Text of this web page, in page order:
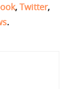
, Twitter,
.